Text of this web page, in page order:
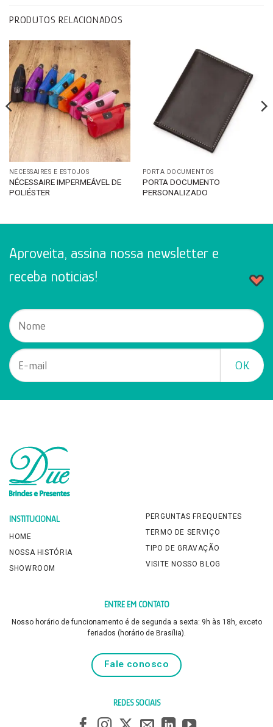
PRODUTOS RELACIONADOS
NECESSAIRES E ESTOJOS
NÉCESSAIRE IMPERMEÁVEL DE
POLIÉSTER
PORTA DOCUMENTOS
PORTA DOCUMENTO
PERSONALIZADO
Aproveita, assina nossa newsletter e
receba noticias!
INSTITUCIONAL
HOME
NOSSA HISTÓRIA
SHOWROOM
PERGUNTAS FREQUENTES
TERMO DE SERVIÇO
TIPO DE GRAVAÇÃO
VISITE NOSSO BLOG
ENTRE EM CONTATO
Nosso horário de funcionamento é de segunda a sexta: 9h às 18h, exceto
feriados (horário de Brasília).
Fale conosco
REDES SOCIAIS